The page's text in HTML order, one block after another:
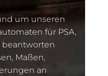
um unseren
für PSA,
beantworten
Maßen,
an